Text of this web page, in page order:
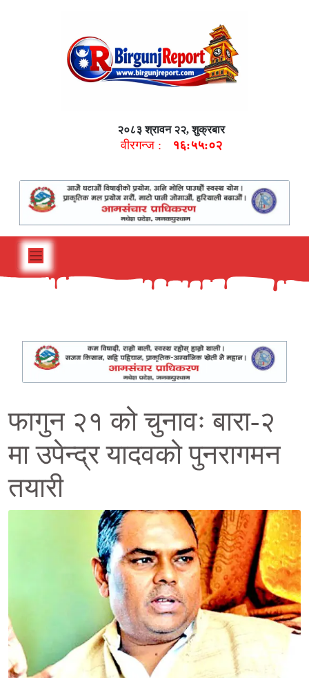
२०८३ श्रावन २२, शुक्रबार
वीरगन्ज : १६:५५:०४
फागुन २१ को चुनावः बारा-२
मा उपेन्द्र यादवको पुनरागमन
तयारी